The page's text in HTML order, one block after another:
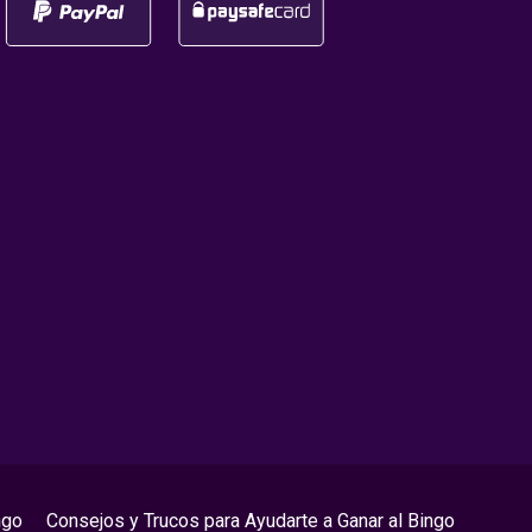
Consejos y Trucos para Ayudarte a Ganar al Bingo